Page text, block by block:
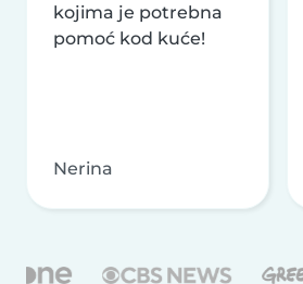
kojima je potrebna
pomoć kod kuće!
Nerina